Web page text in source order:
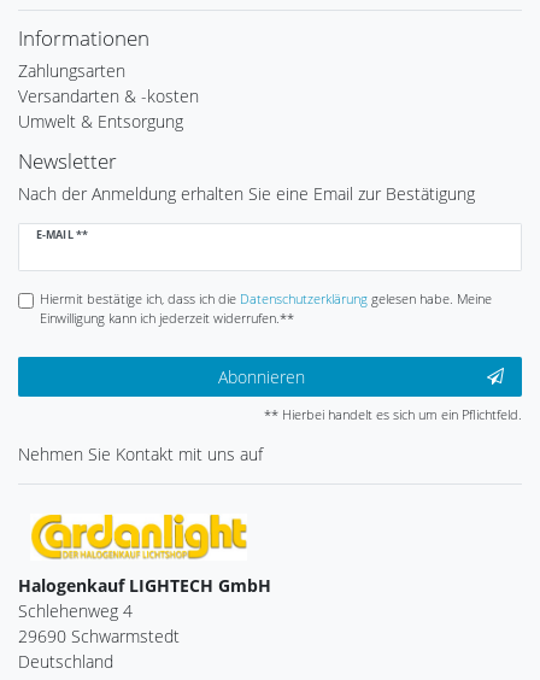
Informationen
Zahlungsarten
Versandarten & -kosten
Umwelt & Entsorgung
Newsletter
Nach der Anmeldung erhalten Sie eine Email zur Bestätigung
E-MAIL **
Newsletter
Hiermit bestätige ich, dass ich die Daten­schutz­erklärunggelesen habe. Meine
Einwilligung kann ich jederzeit widerrufen.**
Abonnieren
** Hierbei handelt es sich um ein Pflichtfeld.
Nehmen Sie Kontakt mit uns auf
Halogenkauf LIGHTECH GmbH
Schlehenweg 4
29690 Schwarmstedt
Deutschland